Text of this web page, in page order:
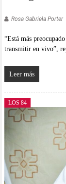
Rosa Gabriela Porter
“Está más
transmitir en vivo”,
Leer más
LOS 84